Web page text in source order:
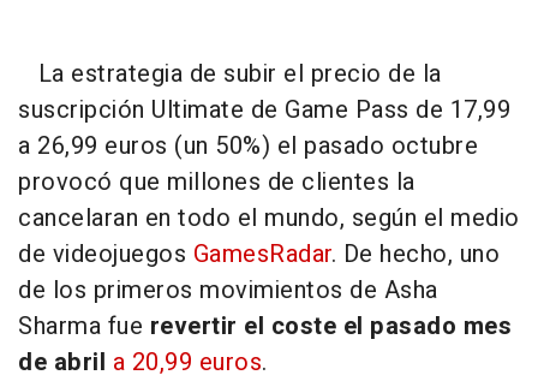
La estrategia de subir el precio de la
suscripción Ultimate de Game Pass de 17,99
a 26,99 euros (un 50%) el pasado octubre
provocó que millones de clientes la
cancelaran en todo el mundo, según el medio
de videojuegos GamesRadar. De hecho, uno
de los primeros movimientos de Asha
Sharma fue revertir el coste el pasado mes
de abril a 20,99 euros.